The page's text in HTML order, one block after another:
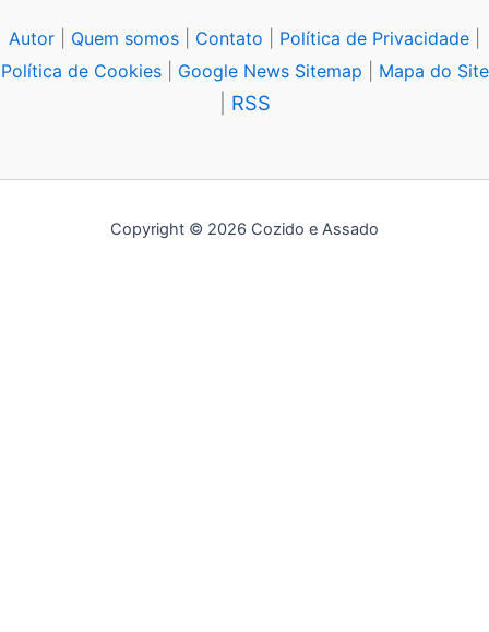
Autor Quem somos Contato Política de Privacidade
Política de Cookies| Google News Sitemap Mapa do Site
RSS
Copyright © 2026 Cozido e Assado